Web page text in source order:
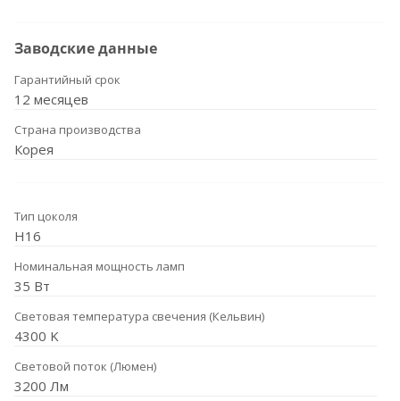
Заводские данные
Гарантийный срок
12 месяцев
Страна производства
Корея
Тип цоколя
H16
Номинальная мощность ламп
35 Вт
Световая температура свечения (Кельвин)
4300 K
Световой поток (Люмен)
3200 Лм